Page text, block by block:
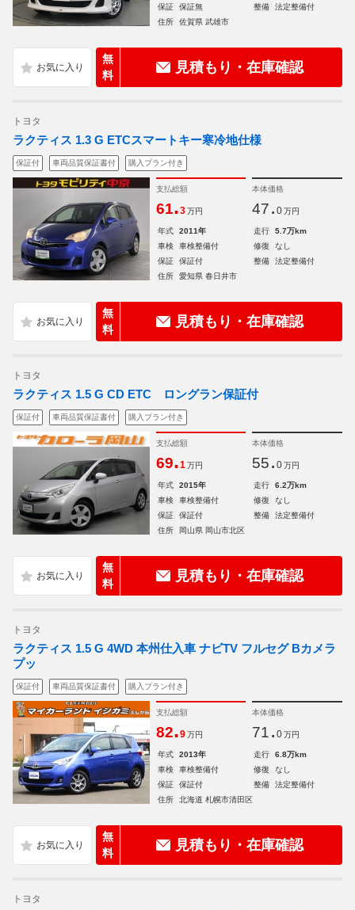
保証
保証無 整備
法定整備付
住所
佐賀県 武雄市
無
料
見積もり・在庫確認
トヨタ
ラクティス 1.3 G ETCスマートキー寒冷地仕様
保証付 車両品質保証書付 購入プラン付き
支払総額
61.3 万円
本体価格
47. 0 万円
年式 2011年 走行
5.7万km
車検
車検整備付 修復
なし
保証
保証付 整備
法定整備付
住所
愛知県 春日井市
無
料
見積もり・在庫確認
トヨタ
ラクティス 1.5 G CD ETC ロングラン保証付
保証付 車両品質保証書付 購入プラン付き
支払総額
69.1 万円
本体価格
55. 0 万円
年式 2015年 走行
6.2万km
車検
車検整備付 修復
なし
保証
保証付 整備
法定整備付
住所
岡山県 岡山市北区
無
料
見積もり・在庫確認
トヨタ
ラクティス 1.5 G 4WD 本州仕入車 ナビTV フルセグ Bカメラ
プッ
保証付 車両品質保証書付 購入プラン付き
支払総額
82.9 万円
本体価格
71. 0 万円
年式 2013年 走行
6.8万km
車検
車検整備付 修復
なし
保証
保証付 整備
法定整備付
住所
北海道 札幌市清田区
無
料
見積もり・在庫確認
トヨタ